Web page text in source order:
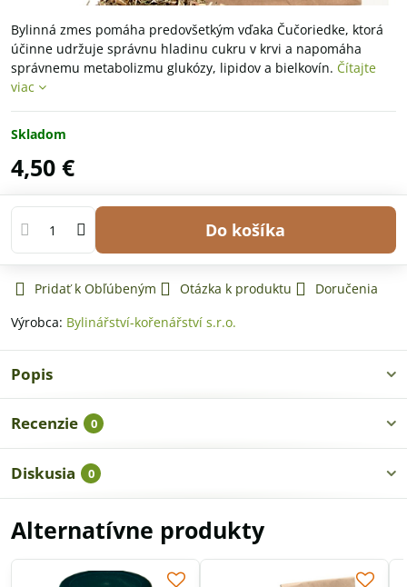
Bylinná zmes pomáha predovšetkým vďaka Čučoriedke, ktorá
účinne udržuje správnu hladinu cukru v krvi a napomáha
správnemu metabolizmu glukózy, lipidov a bielkovín. Čítajte
viac
Skladom
4,50 €
Do košíka
Pridať k Obľúbeným Otázka k produktu
Doručenia
Výrobca: Bylinářství-kořenářství s.r.o.
Popis
Recenzie 0
Diskusia 0
Alternatívne produkty